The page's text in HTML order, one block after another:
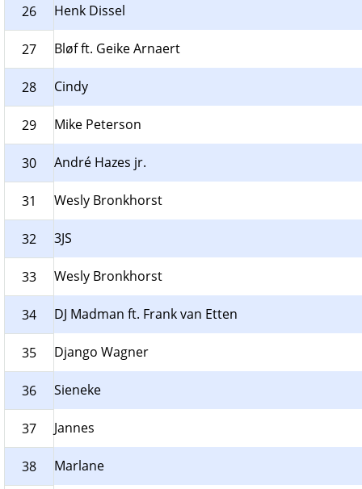
26 Henk Dissel
27 Bløf ft. Geike Arnaert
28 Cindy
29 Mike Peterson
30 André Hazes jr.
31 Wesly Bronkhorst
32 3JS
33 Wesly Bronkhorst
34 DJ Madman ft. Frank van Etten
35 Django Wagner
36 Sieneke
37 Jannes
38 Marlane